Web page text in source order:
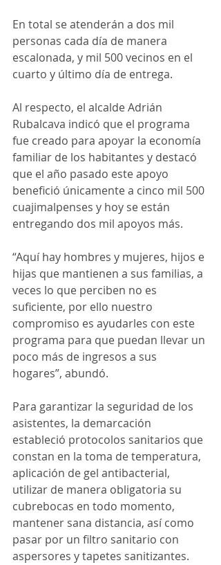
En total se atenderán a dos mil
personas cada día de manera
escalonada, y mil 500 vecinos en el
cuarto y último día de entrega.
Al respecto, el alcalde Adrián
Rubalcava indicó que el programa
fue creado para apoyar la economía
familiar de los habitantes y destacó
que el año pasado este apoyo
benefició únicamente a cinco mil 500
cuajimalpenses y hoy se están
entregando dos mil apoyos más.
“Aquí hay hombres y mujeres, hijos e
hijas que mantienen a sus familias, a
veces lo que perciben no es
suficiente, por ello nuestro
compromiso es ayudarles con este
programa para que puedan llevar un
poco más de ingresos a sus
hogares”, abundó.
Para garantizar la seguridad de los
asistentes, la demarcación
estableció protocolos sanitarios que
constan en la toma de temperatura,
aplicación de gel antibacterial,
utilizar de manera obligatoria su
cubrebocas en todo momento,
mantener sana distancia, así como
pasar por un filtro sanitario con
aspersores y tapetes sanitizantes.